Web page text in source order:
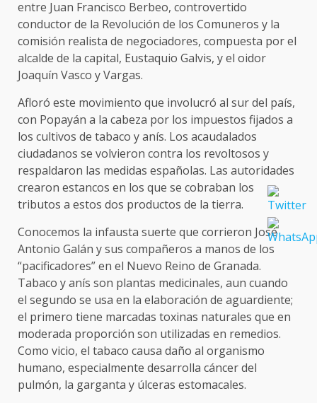
entre Juan Francisco Berbeo, controvertido
conductor de la Revolución de los Comuneros y la
comisión realista de negociadores, compuesta por el
alcalde de la capital, Eustaquio Galvis, y el oidor
Joaquín Vasco y Vargas.
Afloró este movimiento que involucró al sur del país,
con Popayán a la cabeza por los impuestos fijados a
los cultivos de tabaco y anís. Los acaudalados
ciudadanos se volvieron contra los revoltosos y
respaldaron las medidas españolas. Las autoridades
crearon estancos en los que se cobraban los
tributos a estos dos productos de la tierra.
Conocemos la infausta suerte que corrieron José
Antonio Galán y sus compañeros a manos de los
“pacificadores” en el Nuevo Reino de Granada.
Tabaco y anís son plantas medicinales, aun cuando
el segundo se usa en la elaboración de aguardiente;
el primero tiene marcadas toxinas naturales que en
moderada proporción son utilizadas en remedios.
Como vicio, el tabaco causa daño al organismo
humano, especialmente desarrolla cáncer del
pulmón, la garganta y úlceras estomacales.